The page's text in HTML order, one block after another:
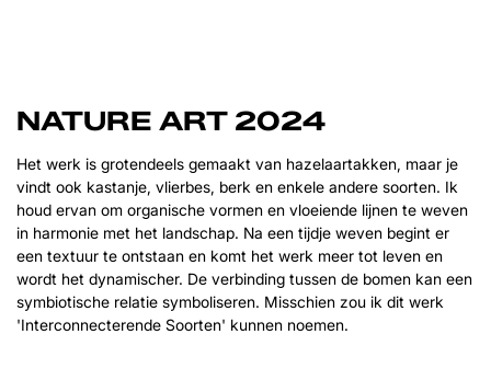
NATURE ART 2024
Het werk is grotendeels gemaakt van hazelaartakken, maar je
vindt ook kastanje, vlierbes, berk en enkele andere soorten. Ik
houd ervan om organische vormen en vloeiende lijnen te weven
in harmonie met het landschap. Na een tijdje weven begint er
een textuur te ontstaan en komt het werk meer tot leven en
wordt het dynamischer. De verbinding tussen de bomen kan een
symbiotische relatie symboliseren. Misschien zou ik dit werk
'Interconnecterende Soorten' kunnen noemen.